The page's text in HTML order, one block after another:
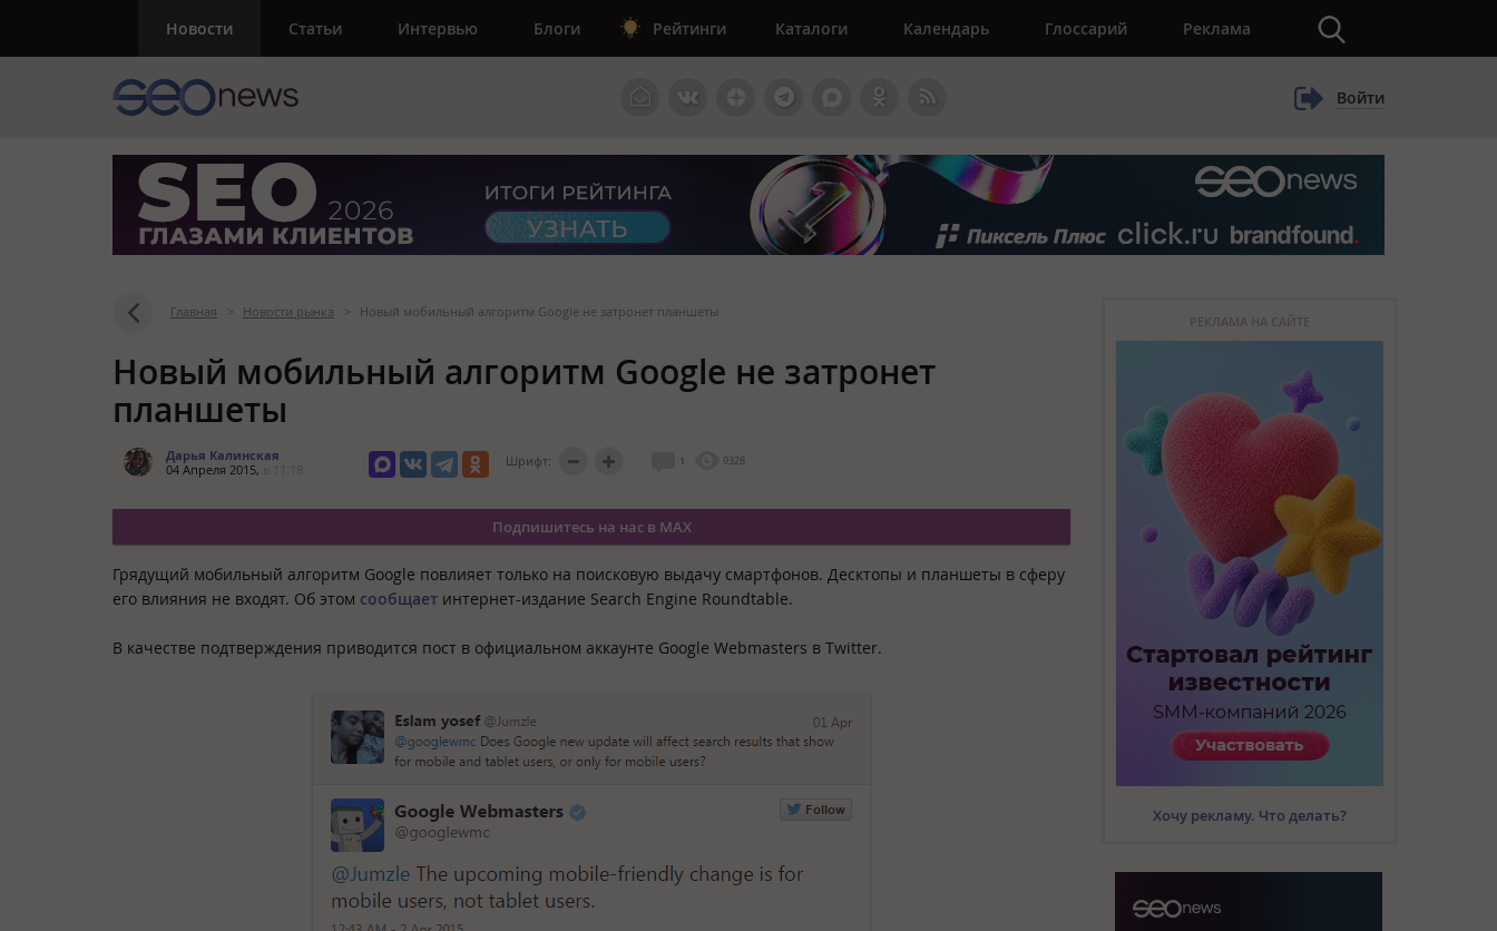
Новости Статьи Интервью Блоги Рейтинги Каталоги Календарь Глоссарий Реклама
Войти
Главная > Новости рынка > Новый мобильный алгоритм Google не затронет планшеты
Новый мобильный алгоритм Google не затронет
планшеты
Дарья Калинская
04 Апреля 2015,
Шрифт: 1 9328
Подпишитесь на нас в MAX
Грядущий мобильный алгоритм Google повлияет только на поисковую выдачу смартфонов. Десктопы и планшеты в сферу
его влияния не входят. Об этом сообщает интернет-издание Search Engine Roundtable.
В качестве подтверждения приводится пост в официальном аккаунте Google Webmasters в Twitter.
РЕКЛАМА НА САЙТЕ
Хочу рекламу. Что делать?